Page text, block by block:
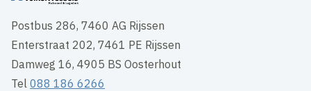
Postbus 286, 7460 AG Rijssen
Enterstraat 202, 7461 PE Rijssen
Damweg 16, 4905 BS Oosterhout
Tel088 186 6266